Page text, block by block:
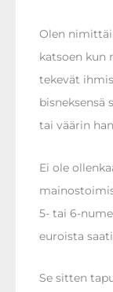
Olen
katsoen kun
tekevät
bisneksensä
tai väärin
Ei ole
5- tai 6-
euroista
Se sitten